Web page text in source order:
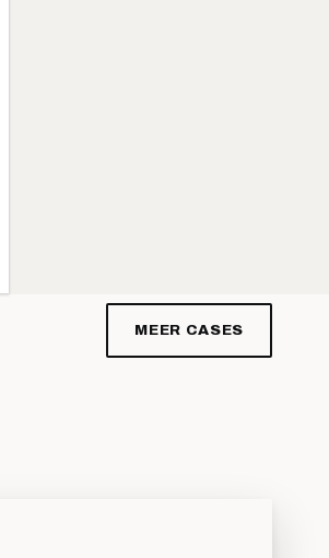
MEER CASES